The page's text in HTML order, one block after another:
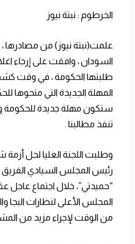
الخرطوم : نبتة نيوز
علمت(نبتة نيوز) من مصادرها ،
السودان ، وافقت على إرجاء
طلبتها الحكومة ، في وقت
ستكون مهلة جديدة للحكومة
تنفذ مطالبنا .
وطلبت اللجنة العليا لحل
رئيس المجلس السيادي
“حميدتي”، خلال اجتماع عاجل
المجلس الأعلى لنظارات البجا
من الوقت لإجراء مزيد من